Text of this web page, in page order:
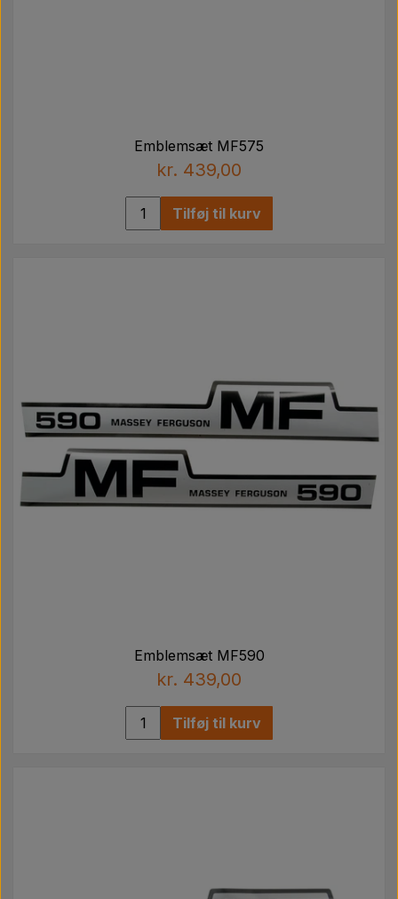
Emblemsæt MF575
kr. 439,00
Tilføj til kurv
Emblemsæt MF590
kr. 439,00
Tilføj til kurv